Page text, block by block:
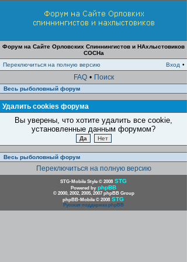
Форум на Сайте Орловских Спиннингистов и НАхлыстовиков
СОСНа
Переключиться на полную версию
Вход •
FAQ • Поиск
Весь рыболовный форум
Удалить cookies форума
Вы уверены, что хотите удалить все cookie,
установленные данным форумом?
Весь рыболовный форум
Переключиться на полную версию
STG-Mobile Style © 2008 STG
Powered by phpBB
© 2000, 2002, 2005, 2007 phpBB Group
phpBB-Mobile © 2008 STG
Русская поддержка phpBB